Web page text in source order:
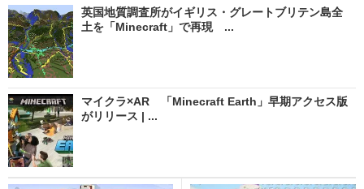
英国地質調査所がイギリス・グレートブリテン島全
土を「Minecraft」で再現 ...
マイクラ×AR 「Minecraft Earth」早期アクセス版
がリリース | ...